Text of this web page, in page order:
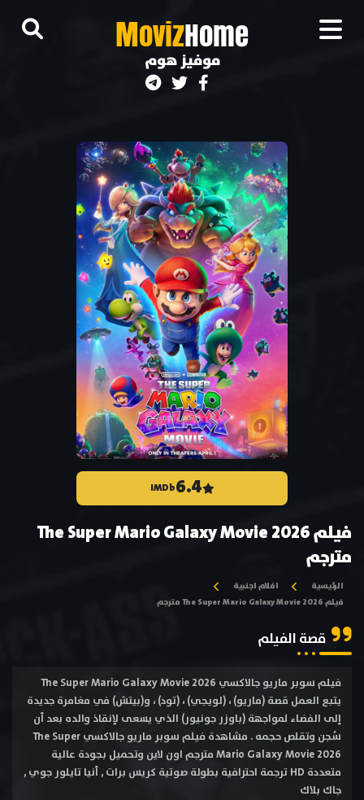
MovizHome
موفيز هوم
6.4
IMDb
فيلم The Super Mario Galaxy Movie 2026
مترجم
الرئيسية
افلام اجنبية
فيلم The Super Mario Galaxy Movie 2026 مترجم
قصة الفيلم
فيلم سوبر ماريو جالاكسي The Super Mario Galaxy Movie 2026
يتبع العمل قصة (ماريو) ، (لويجي) ، (تود) ، و(بيتش) في مغامرة جديدة
إلى الفضاء لمواجهة (باوزر جونيور) الذي يسعى لإنقاذ والده بعد أن
سُجن وتقلص حجمه . مشاهدة فيلم سوبر ماريو جالاكسي The Super
Mario Galaxy Movie 2026 مترجم اون لاين وتحميل بجودة عالية
متعددة HD ترجمة احترافية بطولة صوتية كريس برات , أنيا تايلور جوي ,
جاك بلاك